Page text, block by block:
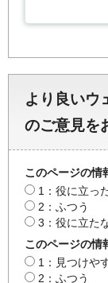
より良いウ
のご意見を
このページの情
1：役に立っ
2：ふつう
3：役に立た
このページの情
1：見つけや
2：ふつう